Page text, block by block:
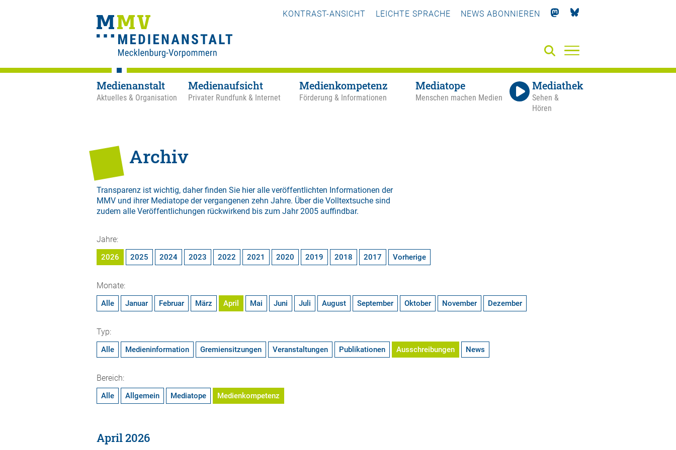
KONTRAST-ANSICHT LEICHTE SPRACHE NEWS ABONNIEREN
Medienanstalt
Aktuelles & Organisation
Medienaufsicht
Privater Rundfunk & Internet
Medienkompetenz
Förderung & Informationen
Mediatope
Menschen machen Medien
Mediathek
Sehen &
Hören
Archiv
Transparenz ist wichtig, daher finden Sie hier alle veröffentlichten Informationen der
MMV und ihrer Mediatope der vergangenen zehn Jahre. Über die Volltextsuche sind
zudem alle Veröffentlichungen rückwirkend bis zum Jahr 2005 auffindbar.
Jahre:
2026 2025 2024 2023 2022 2021 2020 2019 2018 2017 Vorherige
Monate:
Alle Januar Februar März April Mai Juni Juli August September Oktober November Dezember
Typ:
Alle Medieninformation Gremiensitzungen Veranstaltungen Publikationen Ausschreibungen News
Bereich:
Alle Allgemein Mediatope Medienkompetenz
April 2026